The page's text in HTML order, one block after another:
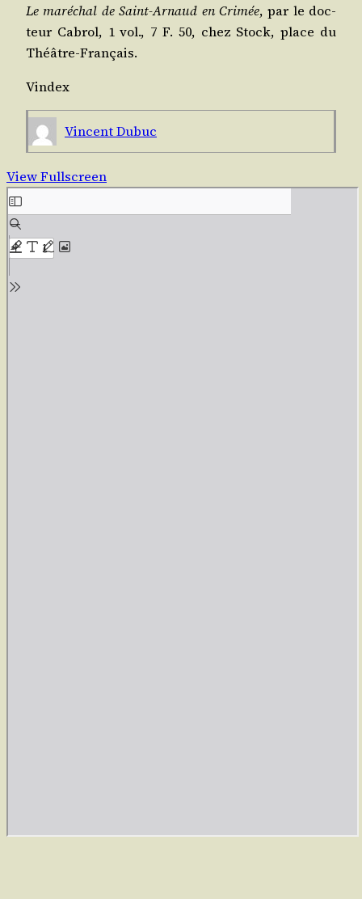
Le maré­chal de Saint-Arnaud en Cri­mée, par le doc­
teur Cabrol, 1 vol., 7 F. 50, chez Stock, place du
Théâtre-Français.
Vin­dex
Vincent Dubuc
View Fullscreen